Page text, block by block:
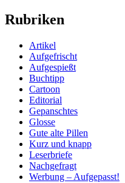
Rubriken
Artikel
Aufgefrischt
Aufgespießt
Buchtipp
Cartoon
Editorial
Gepanschtes
Glosse
Gute alte Pillen
Kurz und knapp
Leserbriefe
Nachgefragt
Werbung – Aufgepasst!